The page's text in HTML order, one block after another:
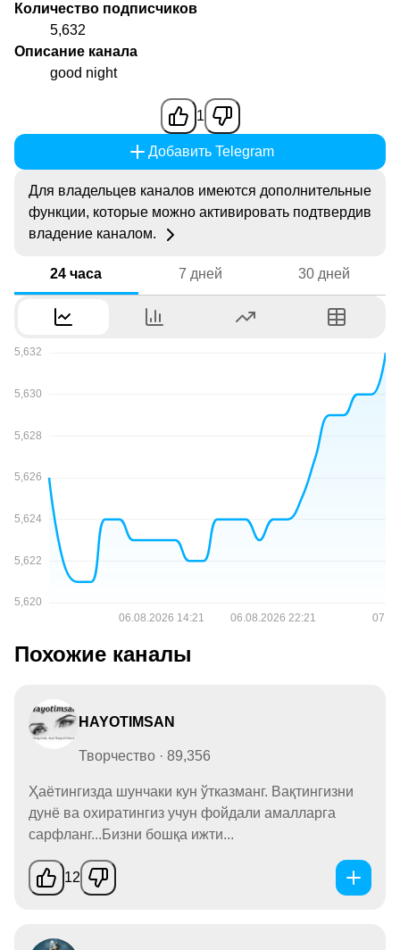
Количество подписчиков
5,632
Описание канала
good night
1
Добавить Telegram
Для владельцев каналов имеются дополнительные
функции, которые можно активировать подтвердив
владение каналом.
24 часа 7 дней 30 дней
Похожие каналы
HAYOTIMSAN
Творчество · 89,356
Ҳаётингизда шунчаки кун ўтказманг. Вақтингизни
дунё ва охиратингиз учун фойдали амалларга
сарфланг...Бизни бошқа ижти...
12